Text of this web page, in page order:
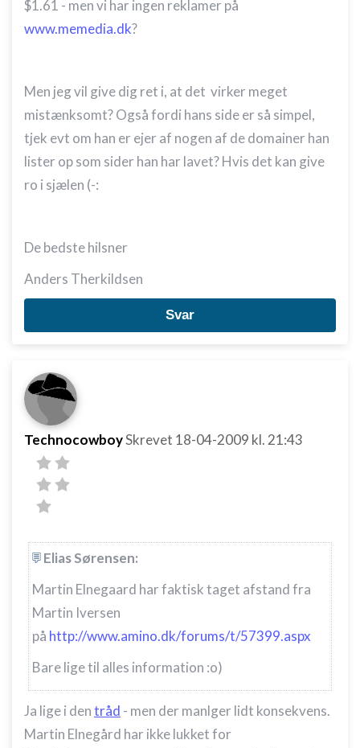
$1.61 - men vi har ingen reklamer på
www.memedia.dk?
Men jeg vil give dig ret i, at det virker meget
mistænksomt? Også fordi hans side er så simpel,
tjek evt om han er ejer af nogen af de domainer han
lister op som sider han har lavet? Hvis det kan give
ro i sjælen (-:
De bedste hilsner
Anders Therkildsen
Svar
TechnocowboySkrevet 18-04-2009 kl. 21:43
Elias Sørensen:
Martin Elnegaard har faktisk taget afstand fra
Martin Iversen
på http://www.amino.dk/forums/t/57399.aspx
Bare lige til alles information :o)
Ja lige i dentråd - men der manlger lidt konsekvens.
Martin Elnegård har ikke lukket for